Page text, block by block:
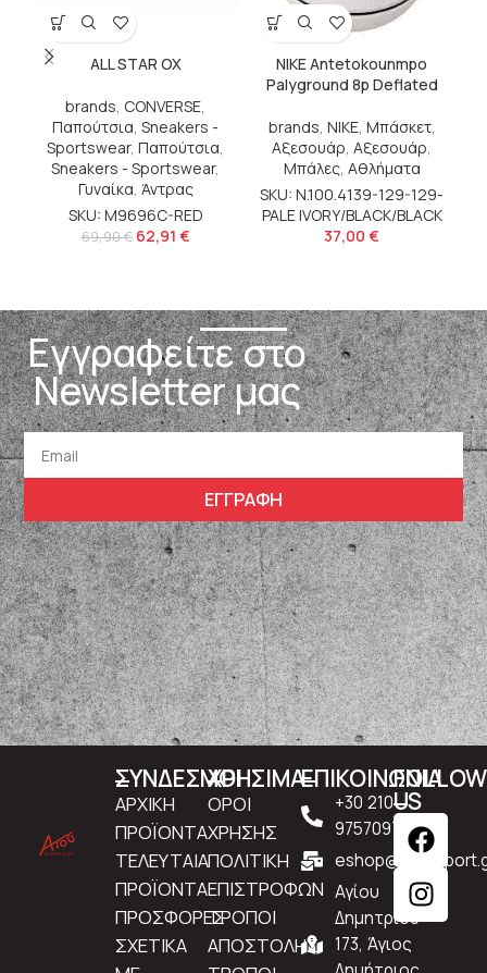
ALL STAR OX
brands, CONVERSE,
Παπούτσια, Sneakers -
Sportswear, Παπούτσια,
Sneakers - Sportswear,
Γυναίκα, Άντρας
SKU: M9696C-RED
69,90€ 62,91 €
NIKE Antetokounmpo
Palyground 8p Deflated
brands, NIKE, Μπάσκετ,
Αξεσουάρ, Αξεσουάρ,
Μπάλες, Αθλήματα
SKU: N.100.4139-129-129-
PALE IVORY/BLACK/BLACK
37,00 €
Εγγραφείτε στο
Newsletter μας
ΕΓΓΡΑΦΗ
ΣΥΝΔΕΣΜΟΙ
ΑΡΧΙΚΗ
ΠΡΟΪΟΝΤΑ
ΤΕΛΕΥΤΑΙΑ
ΠΡΟΪΟΝΤΑ
ΠΡΟΣΦΟΡΕΣ
ΣΧΕΤΙΚΑ
ΧΡΗΣΙΜΑ
ΟΡΟΙ
ΧΡΗΣΗΣ
ΠΟΛΙΤΙΚΗ
ΕΠΙΣΤΡΟΦΩΝ
ΤΡΟΠΟΙ
ΑΠΟΣΤΟΛΗΣ
ΕΠΙΚΟΙΝΩΝΙΑ
+30 210
9757097
Αγίου
Δημητρίου
173, Άγιος
FOLLOW
US